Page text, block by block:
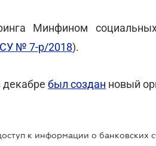
Минфином
№ 7-р/2018).
декабре был создан новый